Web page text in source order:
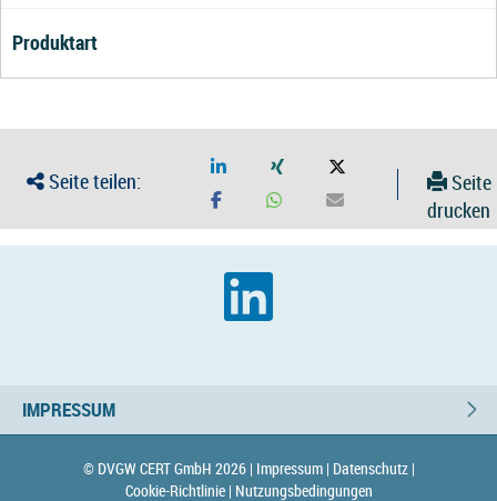
Produktart
Seite teilen:
Seite
drucken
IMPRESSUM
© DVGW CERT GmbH 2026 | Impressum | Datenschutz |
Cookie-Richtlinie | Nutzungsbedingungen